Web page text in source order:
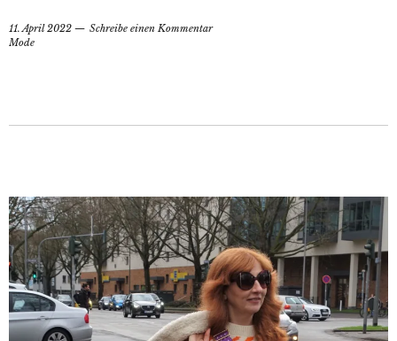
11. April 2022
Schreibe einen Kommentar
Mode